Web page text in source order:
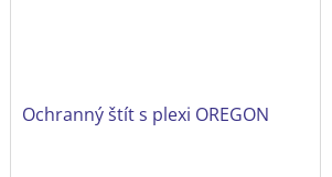
Ochranný štít s plexi OREGON